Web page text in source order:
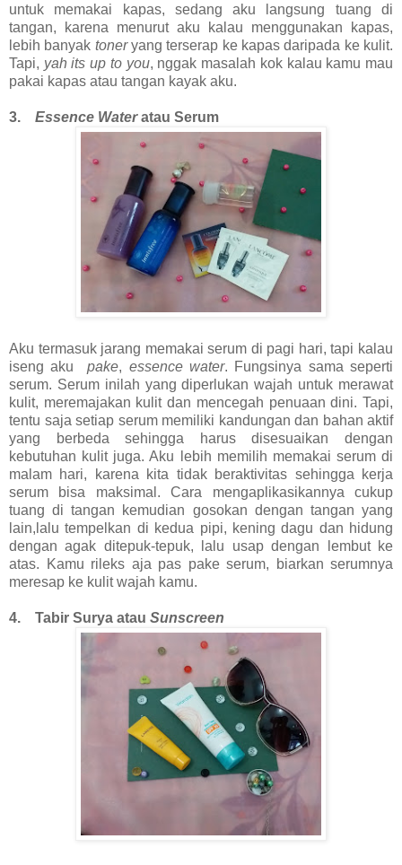
untuk memakai kapas, sedang aku langsung tuang di
tangan, karena menurut aku kalau menggunakan kapas,
lebih banyak toneryang terserap ke kapas daripada ke kulit.
Tapi, yah its up to you, nggak masalah kok kalau kamu mau
pakai kapas atau tangan kayak aku.
3. Essence Wateratau Serum
Aku termasuk jarang memakai serum di pagi hari, tapi kalau
iseng akupake, essence water. Fungsinya sama seperti
serum. Serum inilah yang diperlukan wajah untuk merawat
kulit, meremajakan kulit dan mencegah penuaan dini. Tapi,
tentu saja setiap serum memiliki kandungan dan bahan aktif
yang berbeda sehingga harus disesuaikan dengan
kebutuhan kulit juga. Aku lebih memilih memakai serum di
malam hari, karena kita tidak beraktivitas sehingga kerja
serum bisa maksimal. Cara mengaplikasikannya cukup
tuang di tangan kemudian gosokan dengan tangan yang
lain,lalu tempelkan di kedua pipi, kening dagu dan hidung
dengan agak ditepuk-tepuk, lalu usap dengan lembut ke
atas. Kamu rileks aja pas pake serum, biarkan serumnya
meresap ke kulit wajah kamu.
4. Tabir Surya atau Sunscreen